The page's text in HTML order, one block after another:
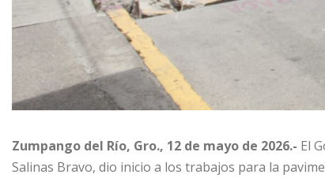
Zumpango del Río, Gro., 12 de mayo de 2026.- El
Salinas Bravo, dio inicio a los trabajos para la